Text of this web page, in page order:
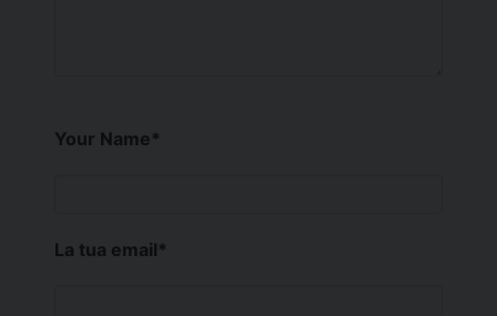
Your Name*
La tua email*